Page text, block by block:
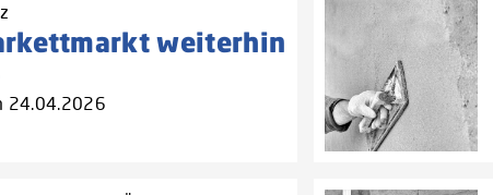
weiterhin
24.04.2026